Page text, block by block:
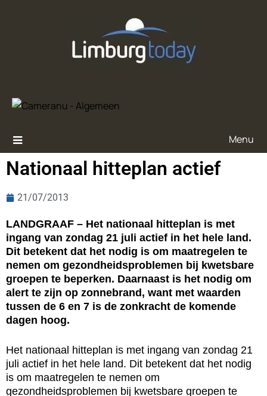
Menu
Nationaal hitteplan actief
21/07/2013
LANDGRAAF – Het nationaal hitteplan is met
ingang van zondag 21 juli actief in het hele land.
Dit betekent dat het nodig is om maatregelen te
nemen om gezondheidsproblemen bij kwetsbare
groepen te beperken. Daarnaast is het nodig om
alert te zijn op zonnebrand, want met waarden
tussen de 6 en 7 is de zonkracht de komende
dagen hoog.
Het nationaal hitteplan is met ingang van zondag 21
juli actief in het hele land. Dit betekent dat het nodig
is om maatregelen te nemen om
gezondheidsproblemen bij kwetsbare groepen te